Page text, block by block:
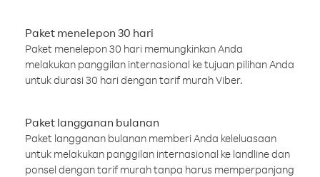
Paket menelepon 30 hari
Paket menelepon 30 hari memungkinkan Anda
melakukan panggilan internasional ke tujuan pilihan Anda
untuk durasi 30 hari dengan tarif murah Viber.
Paket langganan bulanan
Paket langganan bulanan memberi Anda keleluasaan
untuk melakukan panggilan internasional ke landline dan
ponsel dengan tarif murah tanpa harus memperpanjang